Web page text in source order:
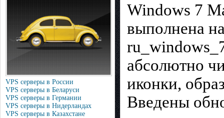
VPS серверы в России
VPS серверы в Беларуси
VPS серверы в Германии
VPS серверы в Нидерландах
VPS серверы в Казахстане
Windows 7
выполнена
абсолютно
иконки,
Введены